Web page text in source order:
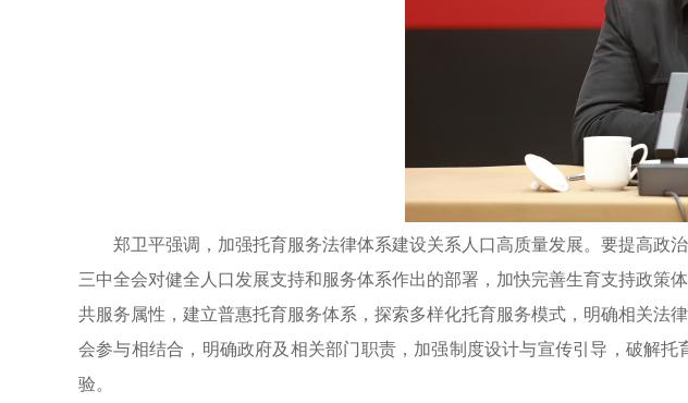
郑卫平强调，加强托育服务法律体系建设关系人口高质量发展。要提高政
三中全会对健全人口发展支持和服务体系作出的部署，加快完善生育支持政
共服务属性，建立普惠托育服务体系，探索多样化托育服务模式，明确相关法
会参与相结合，明确政府及相关部门职责，加强制度设计与宣传引导，破解
验。